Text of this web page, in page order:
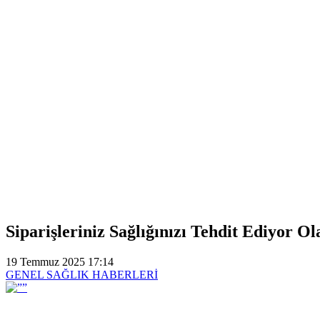
Siparişleriniz Sağlığınızı Tehdit Ediyor
19 Temmuz 2025 17:14
GENEL SAĞLIK HABERLERİ